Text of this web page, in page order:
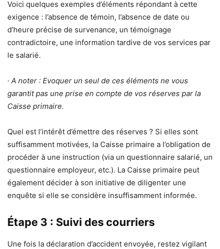
Voici quelques exemples d’éléments répondant à cette
exigence : l’absence de témoin, l’absence de date ou
d’heure précise de survenance, un témoignage
contradictoire, une information tardive de vos services par
le salarié.
· A noter : Evoquer un seul de ces éléments ne vous
garantit pas une prise en compte de vos réserves par la
Caisse primaire.
Quel est l’intérêt d’émettre des réserves ? Si elles sont
suffisamment motivées, la Caisse primaire a l’obligation de
procéder à une instruction (via un questionnaire salarié, un
questionnaire employeur, etc.). La Caisse primaire peut
également décider à son initiative de diligenter une
enquête si elle se considère insuffisamment informée.
Étape 3 : Suivi des courriers
Une fois la déclaration d’accident envoyée, restez vigilant